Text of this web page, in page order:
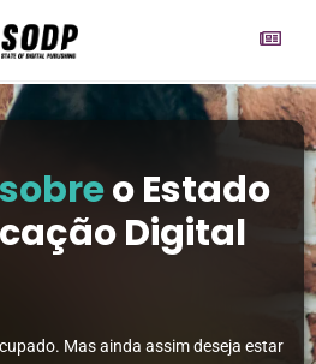
o Estado
Digital
Mas ainda assim deseja estar